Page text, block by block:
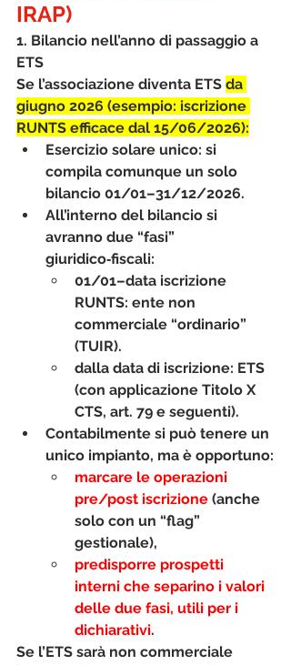
IRAP)
1. Bilancio nell’anno di passaggio a
ETS
Se l’associazione diventa ETS da
giugno 2026 (esempio: iscrizione
RUNTS efficace dal 15/06/2026):
Esercizio solare unico: si
compila comunque un solo
bilancio 01/01–31/12/2026.
All’interno del bilancio si
avranno due “fasi”
giuridico‑fiscali:
01/01–data iscrizione
RUNTS: ente non
commerciale “ordinario”
(TUIR).
dalla data di iscrizione: ETS
(con applicazione Titolo X
CTS, art. 79 e seguenti).
Contabilmente si può tenere un
unico impianto, ma è opportuno:
marcare le operazioni
pre/post iscrizione (anche
solo con un “flag”
gestionale),
predisporre prospetti
interni che separino i valori
delle due fasi, utili per i
dichiarativi.
Se l’ETS sarà non commerciale